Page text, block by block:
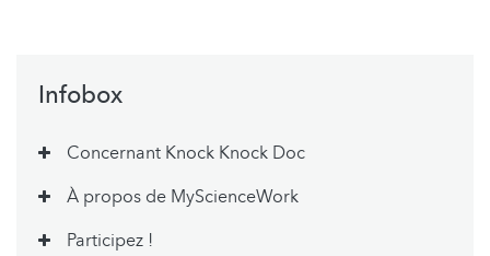
Infobox
Concernant Knock Knock Doc
À propos de MyScienceWork
Participez !